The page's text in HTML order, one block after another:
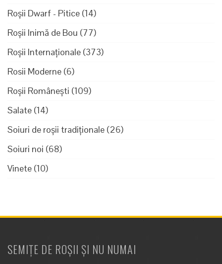
Roșii Dwarf - Pitice (14)
Roșii Inimă de Bou (77)
Roșii Internaționale (373)
Rosii Moderne (6)
Roșii Românești (109)
Salate (14)
Soiuri de roșii tradiționale (26)
Soiuri noi (68)
Vinete (10)
SEMIȚE DE ROȘII ȘI NU NUMAI